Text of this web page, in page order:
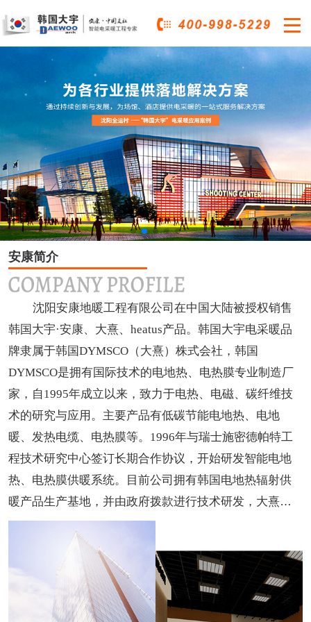

安康简介
沈阳安康地暖工程有限公司在中国大陆被授权销售
韩国大宇·安康、大熹、heatus产品。韩国大宇电采暖品
牌隶属于韩国DYMSCO（大熹）株式会社，韩国
DYMSCO是拥有国际技术的电地热、电热膜专业制造厂
家，自1995年成立以来，致力于电热、电磁、碳纤维技
术的研究与应用。主要产品有低碳节能电地热、电地
暖、发热电缆、电热膜等。1996年与瑞士施密德帕特工
程技术研究中心签订长期合作协议，开始研发智能电地
热、电热膜供暖系统。目前公司拥有韩国电地热辐射供
暖产品生产基地，并由政府拨款进行技术研发，大熹及
大宇品牌也已成为了韩国受欢迎的地暖品牌。